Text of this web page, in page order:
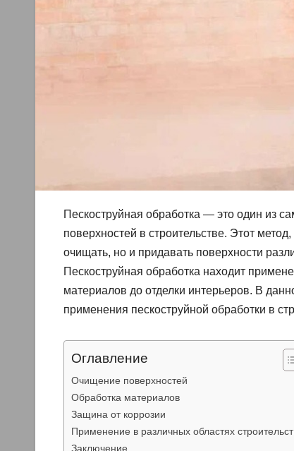
Пескоструйная обработка — это один из
поверхностей в строительстве. Этот
очищать, но и придавать поверхности
Пескоструйная обработка находит
материалов до отделки интерьеров. В
применения пескоструйной обработки в
Оглавление
Очищение поверхностей
Обработка материалов
Защина от коррозии
Применение в различных областях
Заключение